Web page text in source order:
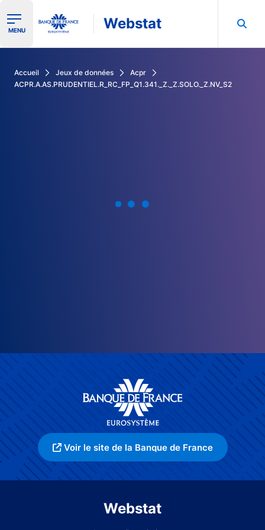
Ouvrir le menu de navigation
MENU Webstat
Accueil Jeux de données
Acpr
ACPR.A.AS.PRUDENTIEL.R_RC_FP_Q1.341._Z._Z.SOLO._Z.NV_S2
Voir le site de la Banque de France
Webstat